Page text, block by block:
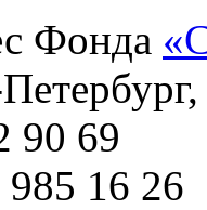
Фонда
90 69
16 26